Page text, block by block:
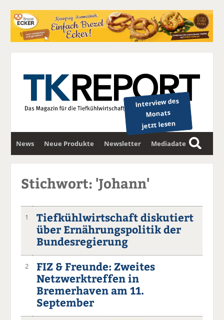
Interview des
Monats
jetzt lesen
News Neue Produkte Newsletter Mediadaten
S
u
Stichwort: 'Johann'
1
Tiefkühlwirtschaft diskutiert
über Ernährungspolitik der
Bundesregierung
2
FIZ & Freunde: Zweites
Netzwerktreffen in
Bremerhaven am 11.
September